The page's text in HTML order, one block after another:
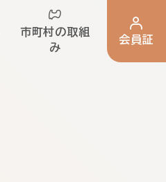
市町村の取組
み
会員証